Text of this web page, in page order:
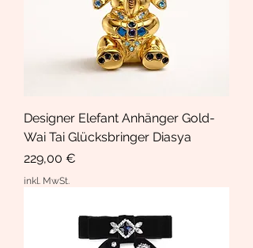
Designer Elefant Anhänger Gold-
Wai Tai Glücksbringer Diasya
Preis
229,00 €
inkl. MwSt.